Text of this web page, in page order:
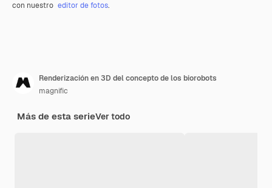
con nuestro editor de fotos.
Renderización en 3D del concepto de los biorobots
magnific
Más de esta serieVer todo